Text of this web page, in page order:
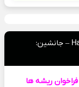
دانلود سریال Halef: Koklerin Cagrisi – جانشین:
ریشه ها